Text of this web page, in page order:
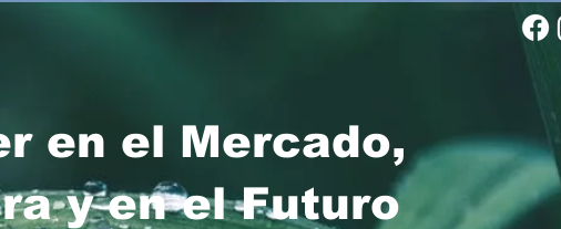
en el Mercado,
y en el Futuro